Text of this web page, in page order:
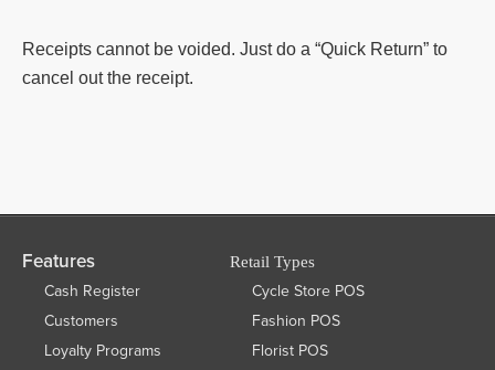
Receipts cannot be voided. Just do a “Quick Return” to
cancel out the receipt.
Features
Cash Register
Customers
Loyalty Programs
Retail Types
Cycle Store POS
Fashion POS
Florist POS